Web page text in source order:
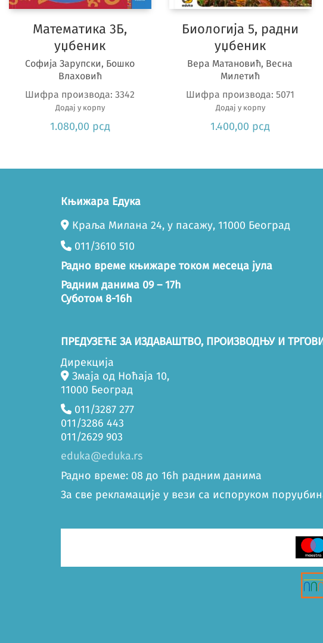
Математика 3Б,
уџбеник
Софија Зарупски, Бошко
Влаховић
Шифра производа:3342
Додај у корпу
1.080,00 рсд
Биологија 5, радни
уџбеник
Вера Матановић, Весна
Милетић
Шифра производа:5071
Додај у корпу
1.400,00 рсд
Књижара Едука
Краља Милана 24, у пасажу, 11000 Београд
011/3610 510
Радно време књижаре током месеца јула
Радним данима 09 – 17h
Суботом 8-16h
ПРЕДУЗЕЋЕ ЗА ИЗДАВАШТВО, ПРОИЗВОДЊУ И
Дирекција
Змаја од Ноћаја 10,
11000 Београд
011/3287 277
011/3286 443
011/2629 903
eduka@eduka.rs
Радно време: 08 до 16h радним данима
За све рекламације у вези са испоруком